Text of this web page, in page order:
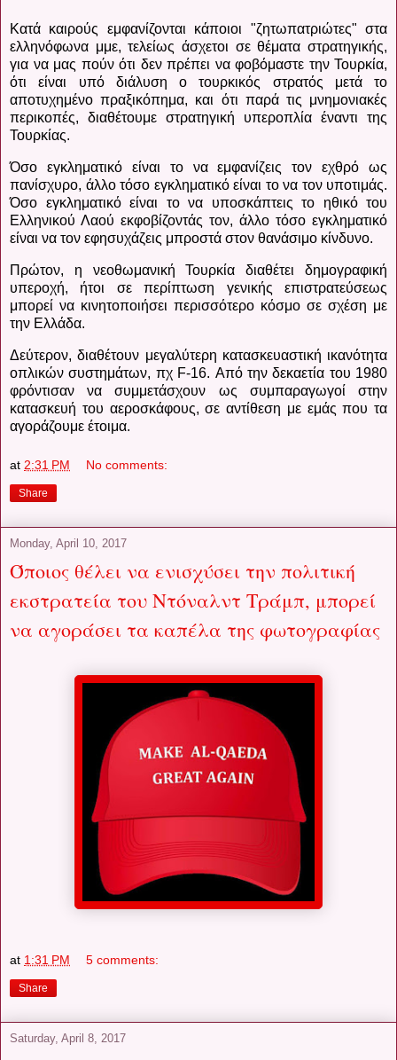
Κατά καιρούς εμφανίζονται κάποιοι "ζητωπατριώτες" στα
ελληνόφωνα μμε, τελείως άσχετοι σε θέματα στρατηγικής,
για να μας πούν ότι δεν πρέπει να φοβόμαστε την Τουρκία,
ότι είναι υπό διάλυση ο τουρκικός στρατός μετά το
αποτυχημένο πραξικόπημα, και ότι παρά τις μνημονιακές
περικοπές, διαθέτουμε στρατηγική υπεροπλία έναντι της
Τουρκίας.
Όσο εγκληματικό είναι το να εμφανίζεις τον εχθρό ως
πανίσχυρο, άλλο τόσο εγκληματικό είναι το να τον υποτιμάς.
Όσο εγκληματικό είναι το να υποσκάπτεις το ηθικό του
Ελληνικού Λαού εκφοβίζοντάς τον, άλλο τόσο εγκληματικό
είναι να τον εφησυχάζεις μπροστά στον θανάσιμο κίνδυνο.
Πρώτον, η νεοθωμανική Τουρκία διαθέτει δημογραφική
υπεροχή, ήτοι σε περίπτωση γενικής επιστρατεύσεως
μπορεί να κινητοποιήσει περισσότερο κόσμο σε σχέση με
την Ελλάδα.
Δεύτερον, διαθέτουν μεγαλύτερη κατασκευαστική ικανότητα
οπλικών συστημάτων, πχ F-16. Από την δεκαετία του 1980
φρόντισαν να συμμετάσχουν ως συμπαραγωγοί στην
κατασκευή του αεροσκάφους, σε αντίθεση με εμάς που τα
αγοράζουμε έτοιμα.
at 2:31 PM No comments:
Share
Monday, April 10, 2017
Όποιος θέλει να ενισχύσει την πολιτική
εκστρατεία του Ντόναλντ Τράμπ, μπορεί
να αγοράσει τα καπέλα της φωτογραφίας
at 1:31 PM 5 comments:
Share
Saturday, April 8, 2017